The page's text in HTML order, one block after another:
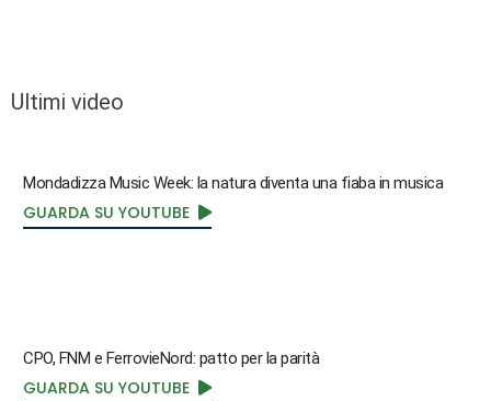
Ultimi video
Mondadizza Music Week: la natura diventa una fiaba in musica
GUARDA SU YOUTUBE
CPO, FNM e FerrovieNord: patto per la parità
GUARDA SU YOUTUBE